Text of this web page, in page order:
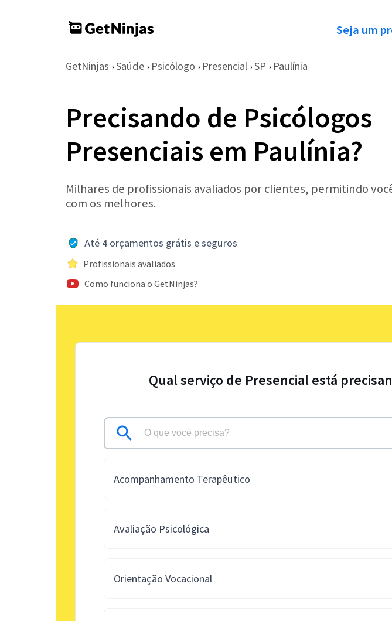
Seja um
GetNinjas › Saúde › Psicólogo › Presencial › SP › Paulínia
Precisando de Psicólogos
Presenciais em Paulínia?
Milhares de profissionais avaliados por clientes, permitindo
com os melhores.
Até 4 orçamentos grátis e seguros
Profissionais avaliados
Como funciona o GetNinjas?
Qual serviço de Presencial está
Acompanhamento Terapêutico
Avaliação Psicológica
Orientação Vocacional